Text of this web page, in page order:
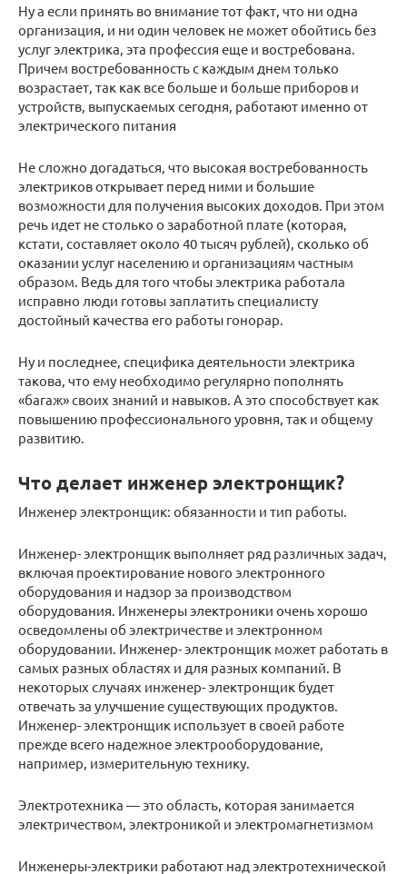
Ну а если принять во внимание тот факт, что ни одна
организация, и ни один человек не может обойтись без
услуг электрика, эта профессия еще и востребована.
Причем востребованность с каждым днем только
возрастает, так как все больше и больше приборов и
устройств, выпускаемых сегодня, работают именно от
электрического питания
Не сложно догадаться, что высокая востребованность
электриков открывает перед ними и большие
возможности для получения высоких доходов. При этом
речь идет не столько о заработной плате (которая,
кстати, составляет около 40 тысяч рублей), сколько об
оказании услуг населению и организациям частным
образом. Ведь для того чтобы электрика работала
исправно люди готовы заплатить специалисту
достойный качества его работы гонорар.
Ну и последнее, специфика деятельности электрика
такова, что ему необходимо регулярно пополнять
«багаж» своих знаний и навыков. А это способствует как
повышению профессионального уровня, так и общему
развитию.
Что делает инженер электронщик?
Инженер электронщик: обязанности и тип работы.
Инженер- электронщик выполняет ряд различных задач,
включая проектирование нового электронного
оборудования и надзор за производством
оборудования. Инженеры электроники очень хорошо
осведомлены об электричестве и электронном
оборудовании. Инженер- электронщик может работать в
самых разных областях и для разных компаний. В
некоторых случаях инженер- электронщик будет
отвечать за улучшение существующих продуктов.
Инженер- электронщик использует в своей работе
прежде всего надежное электрооборудование,
например, измерительную технику.
Электротехника — это область, которая занимается
электричеством, электроникой и электромагнетизмом
Инженеры-электрики работают над электротехнической